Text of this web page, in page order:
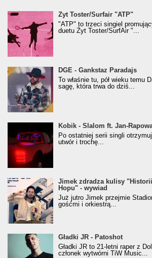
Żyt Toster/SurfAir - ATP VIDEO
Żyt Toster/Surfair "ATP"
"ATP" to trzeci singiel
duetu Żyt Toster/SurfAir "...
donGURALesko z nagrodą za
Klasyczny/Trueschoolowy
(Popkillery 2023)
DGE - Gankstaz Paradajs
To właśnie tu, pół wieku temu
sagę, która trwa do dziś...
Kobik - Slalom ft. Jan-Rapowanie
[Official Music Visualiser]
Kobik - Slalom ft. Jan-
Po ostatniej serii singli
utwór i trochę...
Jimek zdradza kulisy "Historii
Hopu" - wywiad
Jimek zdradza kulisy
Hopu" - wywiad
Już jutro Jimek przejmie
gośćmi i orkiestrą...
Gładki JR - Patoshot
Gładki JR - Patoshot
Gładki JR to 21-letni raper z
członek wytwórni TiW Music...